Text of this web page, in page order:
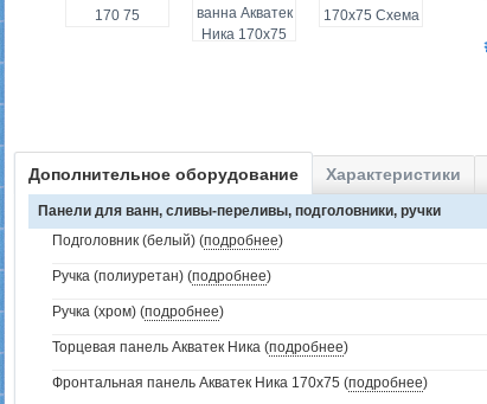
Дополнительное оборудование Характеристики
Панели для ванн, сливы-переливы, подголовники, ручки
Подголовник (белый) (подробнее)
Ручка (полиуретан) (подробнее)
Ручка (хром) (подробнее)
Торцевая панель Акватек Ника (подробнее)
Фронтальная панель Акватек Ника 170x75 (подробнее)